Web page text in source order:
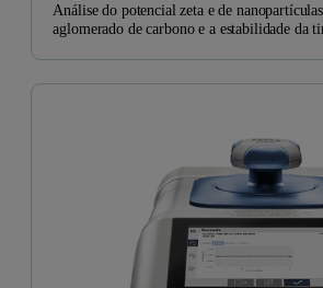
Análise do potencial zeta e de
aglomerado de carbono e a estabilidade da